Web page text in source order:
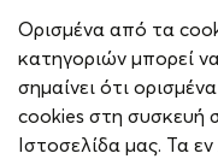
Ορισμένα από τα
κατηγοριών μπορεί
σημαίνει ότι
cookies στη συσκευή
Ιστοσελίδα μας. Τα